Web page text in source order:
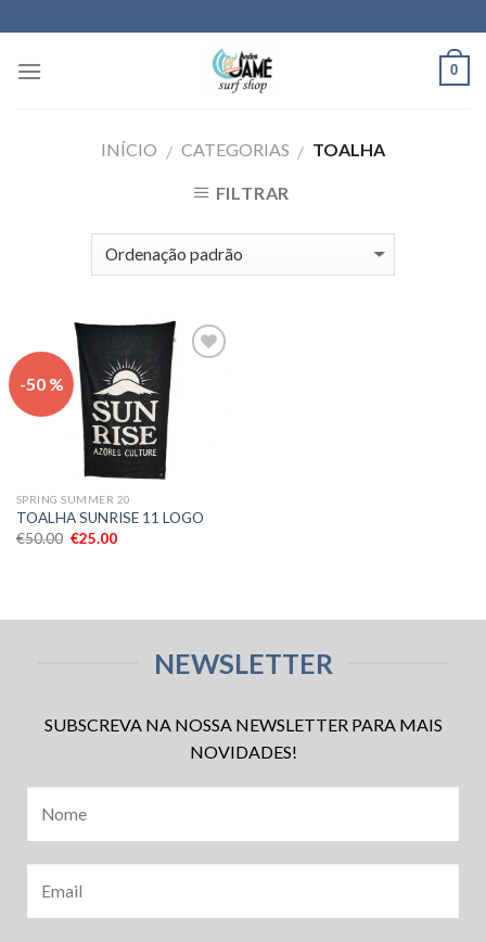
to
content
0
INÍCIO / CATEGORIAS / TOALHA
FILTRAR
-50 %
Adicionar
aos meus
desejos
SPRING SUMMER 20
TOALHA SUNRISE 11 LOGO
€50.00 €25.00
NEWSLETTER
SUBSCREVA NA NOSSA NEWSLETTER PARA MAIS
NOVIDADES!